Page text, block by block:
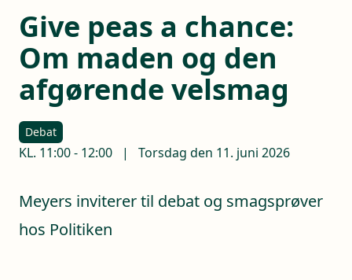
Give peas a chance:
Om maden og den
afgørende velsmag
Debat
KL. 11:00- 12:00 | Torsdag den 11. juni 2026
Meyers inviterer til debat og smagsprøver
hos Politiken